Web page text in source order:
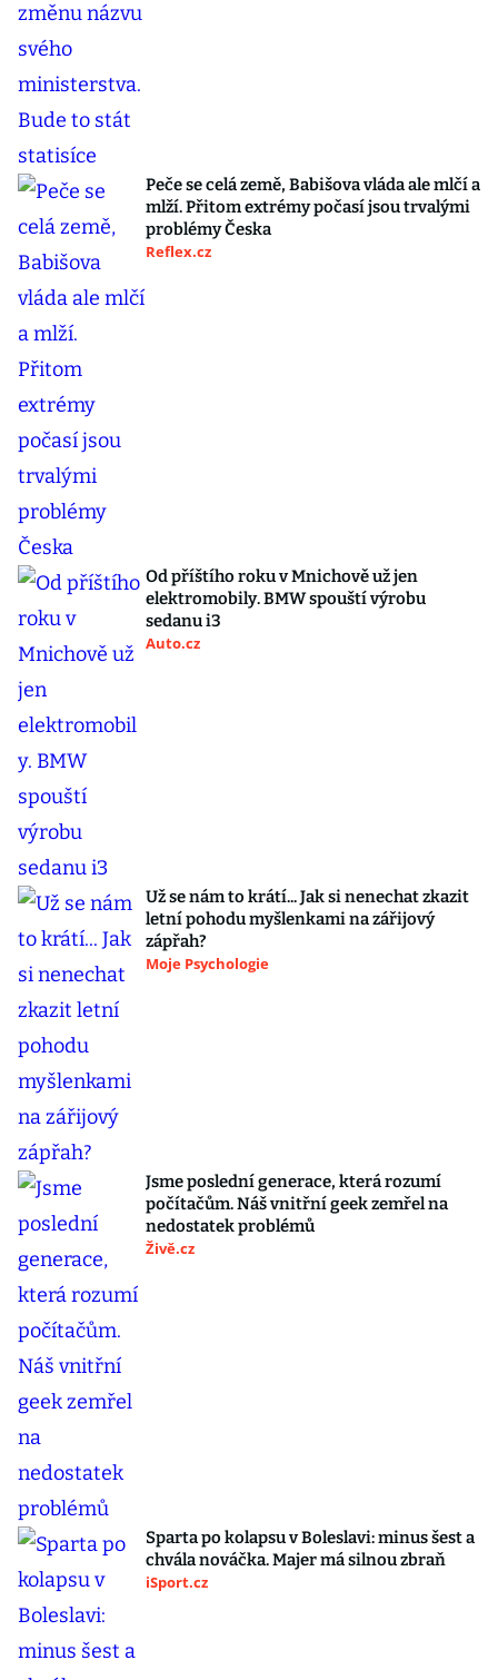
Peče se celá země, Babišova vláda ale mlčí a
mlží. Přitom extrémy počasí jsou trvalými
problémy Česka
Reflex.cz
Od příštího roku v Mnichově už jen
elektromobily. BMW spouští výrobu
sedanu i3
Auto.cz
Už se nám to krátí... Jak si nenechat zkazit
letní pohodu myšlenkami na zářijový
zápřah?
Moje Psychologie
Jsme poslední generace, která rozumí
počítačům. Náš vnitřní geek zemřel na
nedostatek problémů
Živě.cz
Sparta po kolapsu v Boleslavi: minus šest a
chvála nováčka. Majer má silnou zbraň
iSport.cz